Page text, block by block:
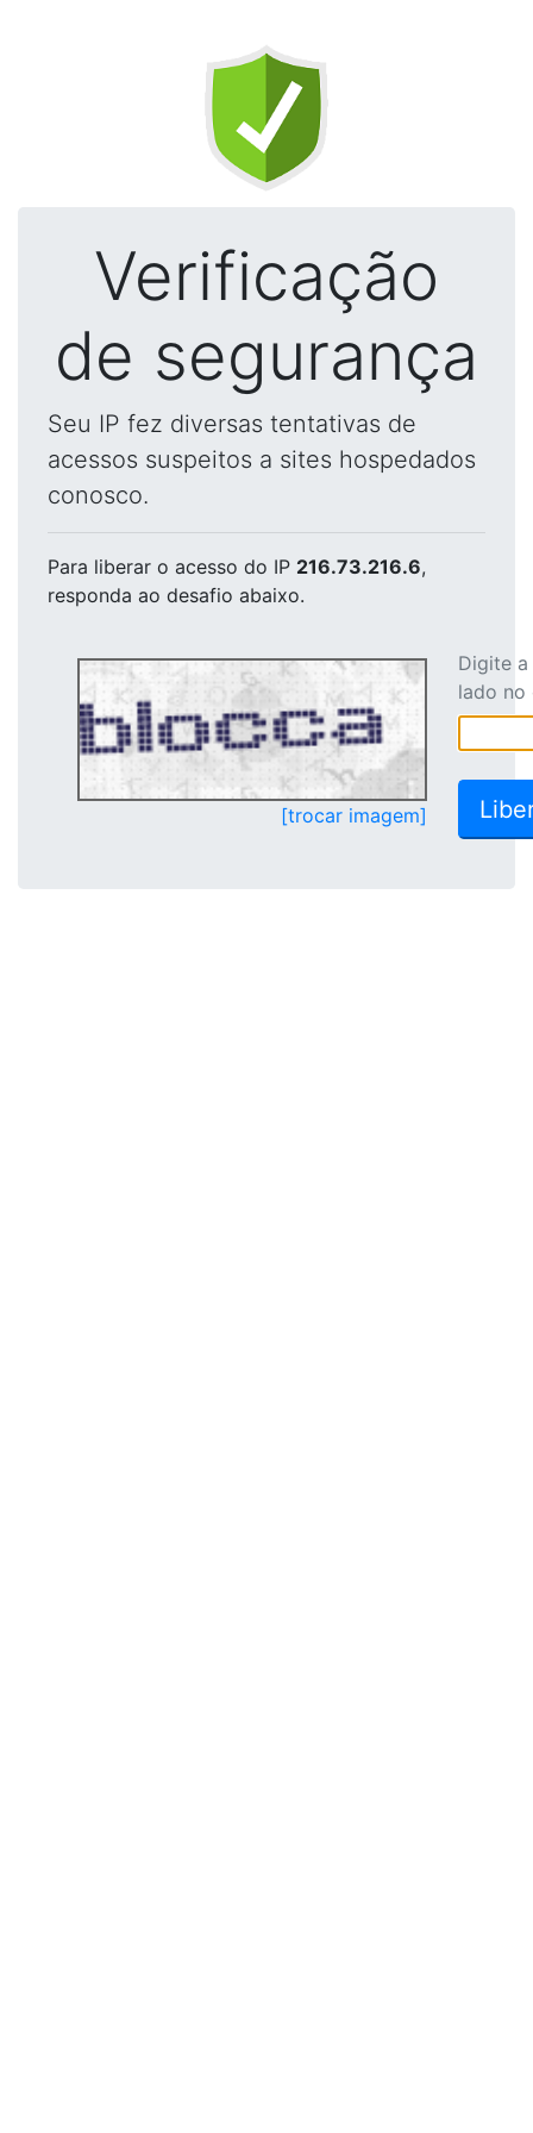
Verificação
de segurança
Seu IP fez diversas tentativas de
acessos suspeitos a sites hospedados
conosco.
Para liberar o acesso do IP 216.73.216.6,
responda ao desafio abaixo.
[trocar imagem]
Digite
lado no